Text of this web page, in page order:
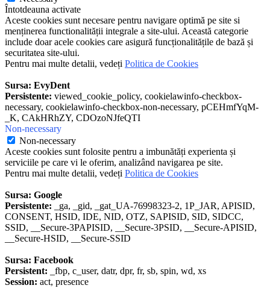
Întotdeauna activate
Aceste cookies sunt necesare pentru navigare optimă pe site si
menținerea functionalității integrale a site-ului. Această categorie
include doar acele cookies care asigură funcționalitățile de bază și
securitatea site-ului.
Pentru mai multe detalii, vedeți Politica de Cookies
Sursa: EvyDent
Persistente: viewed_cookie_policy, cookielawinfo-checkbox-
necessary, cookielawinfo-checkbox-non-necessary, pCEHmfYqM-
_K, CAkHRhZY, CDOzoNJfeQTI
Non-necessary
Non-necessary
Aceste cookies sunt folosite pentru a imbunătăți experienta și
serviciile pe care vi le oferim, analizând navigarea pe site.
Pentru mai multe detalii, vedeți Politica de Cookies
Sursa: Google
Persistente: _ga, _gid, _gat_UA-76998323-2, 1P_JAR, APISID,
CONSENT, HSID, IDE, NID, OTZ, SAPISID, SID, SIDCC,
SSID, __Secure-3PAPISID, __Secure-3PSID, __Secure-APISID,
__Secure-HSID, __Secure-SSID
Sursa: Facebook
Persistent: _fbp, c_user, datr, dpr, fr, sb, spin, wd, xs
Session: act, presence